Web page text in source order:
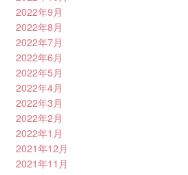
2022年9月
2022年8月
2022年7月
2022年6月
2022年5月
2022年4月
2022年3月
2022年2月
2022年1月
2021年12月
2021年11月